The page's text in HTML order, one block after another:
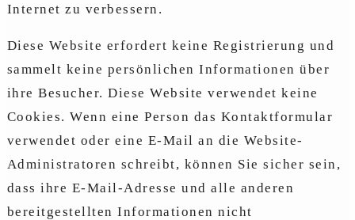
Internet zu verbessern.
Diese Website erfordert keine Registrierung und
sammelt keine persönlichen Informationen über
ihre Besucher. Diese Website verwendet keine
Cookies. Wenn eine Person das Kontaktformular
verwendet oder eine E-Mail an die Website-
Administratoren schreibt, können Sie sicher sein,
dass ihre E-Mail-Adresse und alle anderen
bereitgestellten Informationen nicht